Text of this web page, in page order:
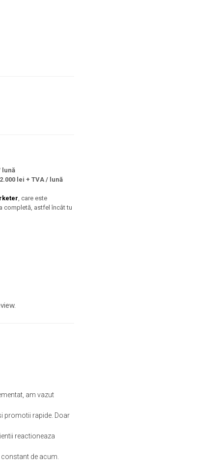
lună
2.000 lei + TVA / lună
, care este
completă, astfel încât tu
am vazut
promotii rapide. Doar
reactioneaza
de acum.